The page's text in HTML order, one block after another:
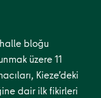
bloğu
üzere 11
Kieze’deki
dair ilk fikirleri